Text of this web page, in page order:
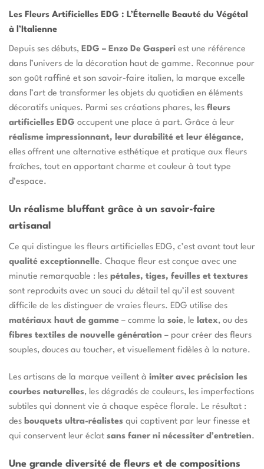
Les Fleurs Artificielles EDG : L’Éternelle Beauté du Végétal
à l’Italienne
Depuis ses débuts, EDG – Enzo De Gasperi est une référence
dans l’univers de la décoration haut de gamme. Reconnue pour
son goût raffiné et son savoir-faire italien, la marque excelle
dans l’art de transformer les objets du quotidien en éléments
décoratifs uniques. Parmi ses créations phares, les fleurs
artificielles EDG occupent une place à part. Grâce à leur
réalisme impressionnant, leur durabilité et leur élégance,
elles offrent une alternative esthétique et pratique aux fleurs
fraîches, tout en apportant charme et couleur à tout type
d’espace.
Un réalisme bluffant grâce à un savoir-faire
artisanal
Ce qui distingue les fleurs artificielles EDG, c’est avant tout leur
qualité exceptionnelle. Chaque fleur est conçue avec une
minutie remarquable : les pétales, tiges, feuilles et textures
sont reproduits avec un souci du détail tel qu’il est souvent
difficile de les distinguer de vraies fleurs. EDG utilise des
matériaux haut de gamme – comme la soie, le latex, ou des
fibres textiles de nouvelle génération – pour créer des fleurs
souples, douces au toucher, et visuellement fidèles à la nature.
Les artisans de la marque veillent à imiter avec précision les
courbes naturelles, les dégradés de couleurs, les imperfections
subtiles qui donnent vie à chaque espèce florale. Le résultat :
des bouquets ultra-réalistes qui captivent par leur finesse et
qui conservent leur éclat sans faner ni nécessiter d’entretien.
Une grande diversité de fleurs et de compositions